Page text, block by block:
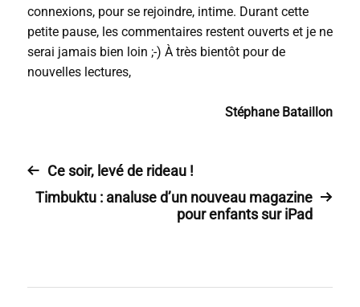
connexions, pour se rejoindre, intime. Durant cette
petite pause, les commentaires restent ouverts et je ne
serai jamais bien loin ;-) À très bientôt pour de
nouvelles lectures,
Stéphane Bataillon
Ce soir, levé de rideau !
Timbuktu : analuse d’un nouveau magazine
pour enfants sur iPad